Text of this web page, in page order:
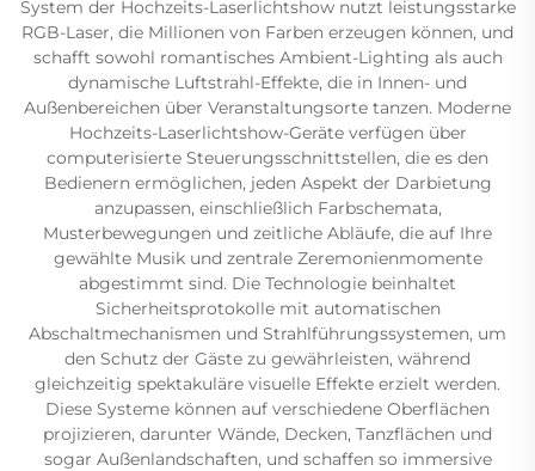
System der Hochzeits-Laserlichtshow nutzt leistungsstarke
RGB-Laser, die Millionen von Farben erzeugen können, und
schafft sowohl romantisches Ambient-Lighting als auch
dynamische Luftstrahl-Effekte, die in Innen- und
Außenbereichen über Veranstaltungsorte tanzen. Moderne
Hochzeits-Laserlichtshow-Geräte verfügen über
computerisierte Steuerungsschnittstellen, die es den
Bedienern ermöglichen, jeden Aspekt der Darbietung
anzupassen, einschließlich Farbschemata,
Musterbewegungen und zeitliche Abläufe, die auf Ihre
gewählte Musik und zentrale Zeremonienmomente
abgestimmt sind. Die Technologie beinhaltet
Sicherheitsprotokolle mit automatischen
Abschaltmechanismen und Strahlführungssystemen, um
den Schutz der Gäste zu gewährleisten, während
gleichzeitig spektakuläre visuelle Effekte erzielt werden.
Diese Systeme können auf verschiedene Oberflächen
projizieren, darunter Wände, Decken, Tanzflächen und
sogar Außenlandschaften, und schaffen so immersive